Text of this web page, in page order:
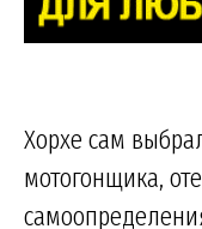
Хорхе сам
мотогонщика,